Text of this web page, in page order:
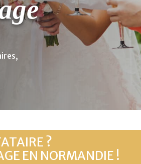
?
EN NORMANDIE !